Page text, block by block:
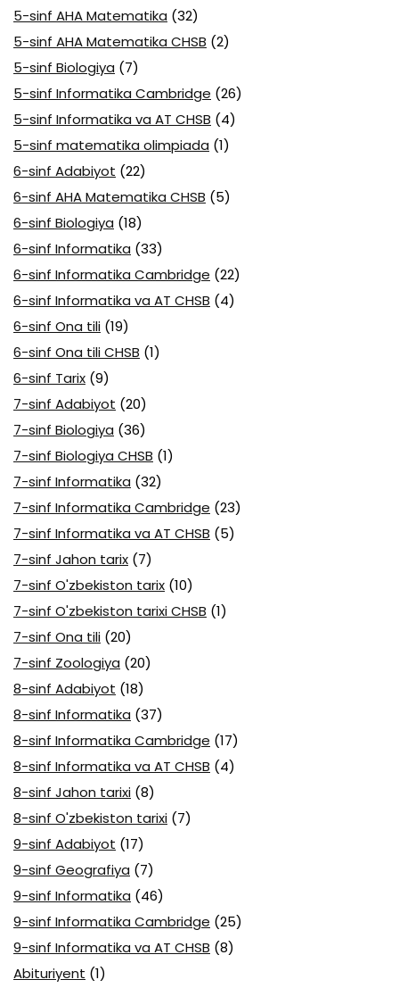
5-sinf AHA Matematika (32)
5-sinf AHA Matematika CHSB (2)
5-sinf Biologiya (7)
5-sinf Informatika Cambridge (26)
5-sinf Informatika va AT CHSB (4)
5-sinf matematika olimpiada (1)
6-sinf Adabiyot (22)
6-sinf AHA Matematika CHSB (5)
6-sinf Biologiya (18)
6-sinf Informatika (33)
6-sinf Informatika Cambridge (22)
6-sinf Informatika va AT CHSB (4)
6-sinf Ona tili (19)
6-sinf Ona tili CHSB (1)
6-sinf Tarix (9)
7-sinf Adabiyot (20)
7-sinf Biologiya (36)
7-sinf Biologiya CHSB (1)
7-sinf Informatika (32)
7-sinf Informatika Cambridge (23)
7-sinf Informatika va AT CHSB (5)
7-sinf Jahon tarix (7)
7-sinf O'zbekiston tarix (10)
7-sinf O'zbekiston tarixi CHSB (1)
7-sinf Ona tili (20)
7-sinf Zoologiya (20)
8-sinf Adabiyot (18)
8-sinf Informatika (37)
8-sinf Informatika Cambridge (17)
8-sinf Informatika va AT CHSB (4)
8-sinf Jahon tarixi (8)
8-sinf O'zbekiston tarixi (7)
9-sinf Adabiyot (17)
9-sinf Geografiya (7)
9-sinf Informatika (46)
9-sinf Informatika Cambridge (25)
9-sinf Informatika va AT CHSB (8)
Abituriyent (1)